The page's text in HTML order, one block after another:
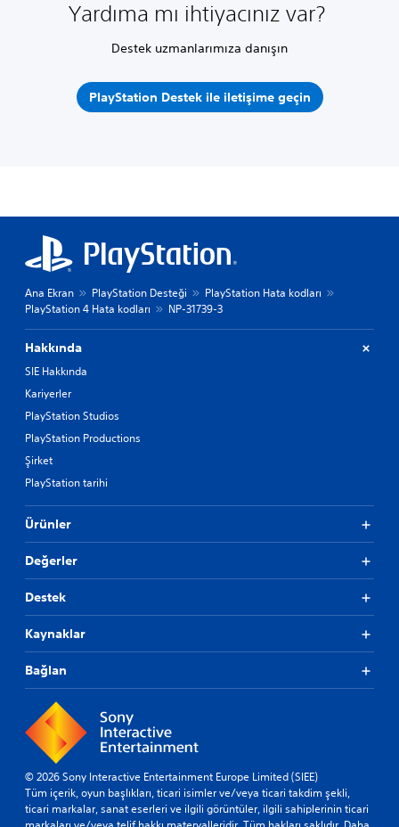
Yardıma mı ihtiyacınız var?
Destek uzmanlarımıza danışın
PlayStation Destek ile iletişime geçin
Ana Ekran PlayStation Desteği
PlayStation Hata kodları
PlayStation 4 Hata kodları
NP-31739-3
Hakkında
SIE Hakkında
Kariyerler
PlayStation Studios
PlayStation Productions
Şirket
PlayStation tarihi
Ürünler
Değerler
Destek
Kaynaklar
Bağlan
© 2026 Sony Interactive Entertainment Europe Limited (SIEE)
Tüm içerik, oyun başlıkları, ticari isimler ve/veya ticari takdim şekli,
ticari markalar, sanat eserleri ve ilgili görüntüler, ilgili sahiplerinin ticari